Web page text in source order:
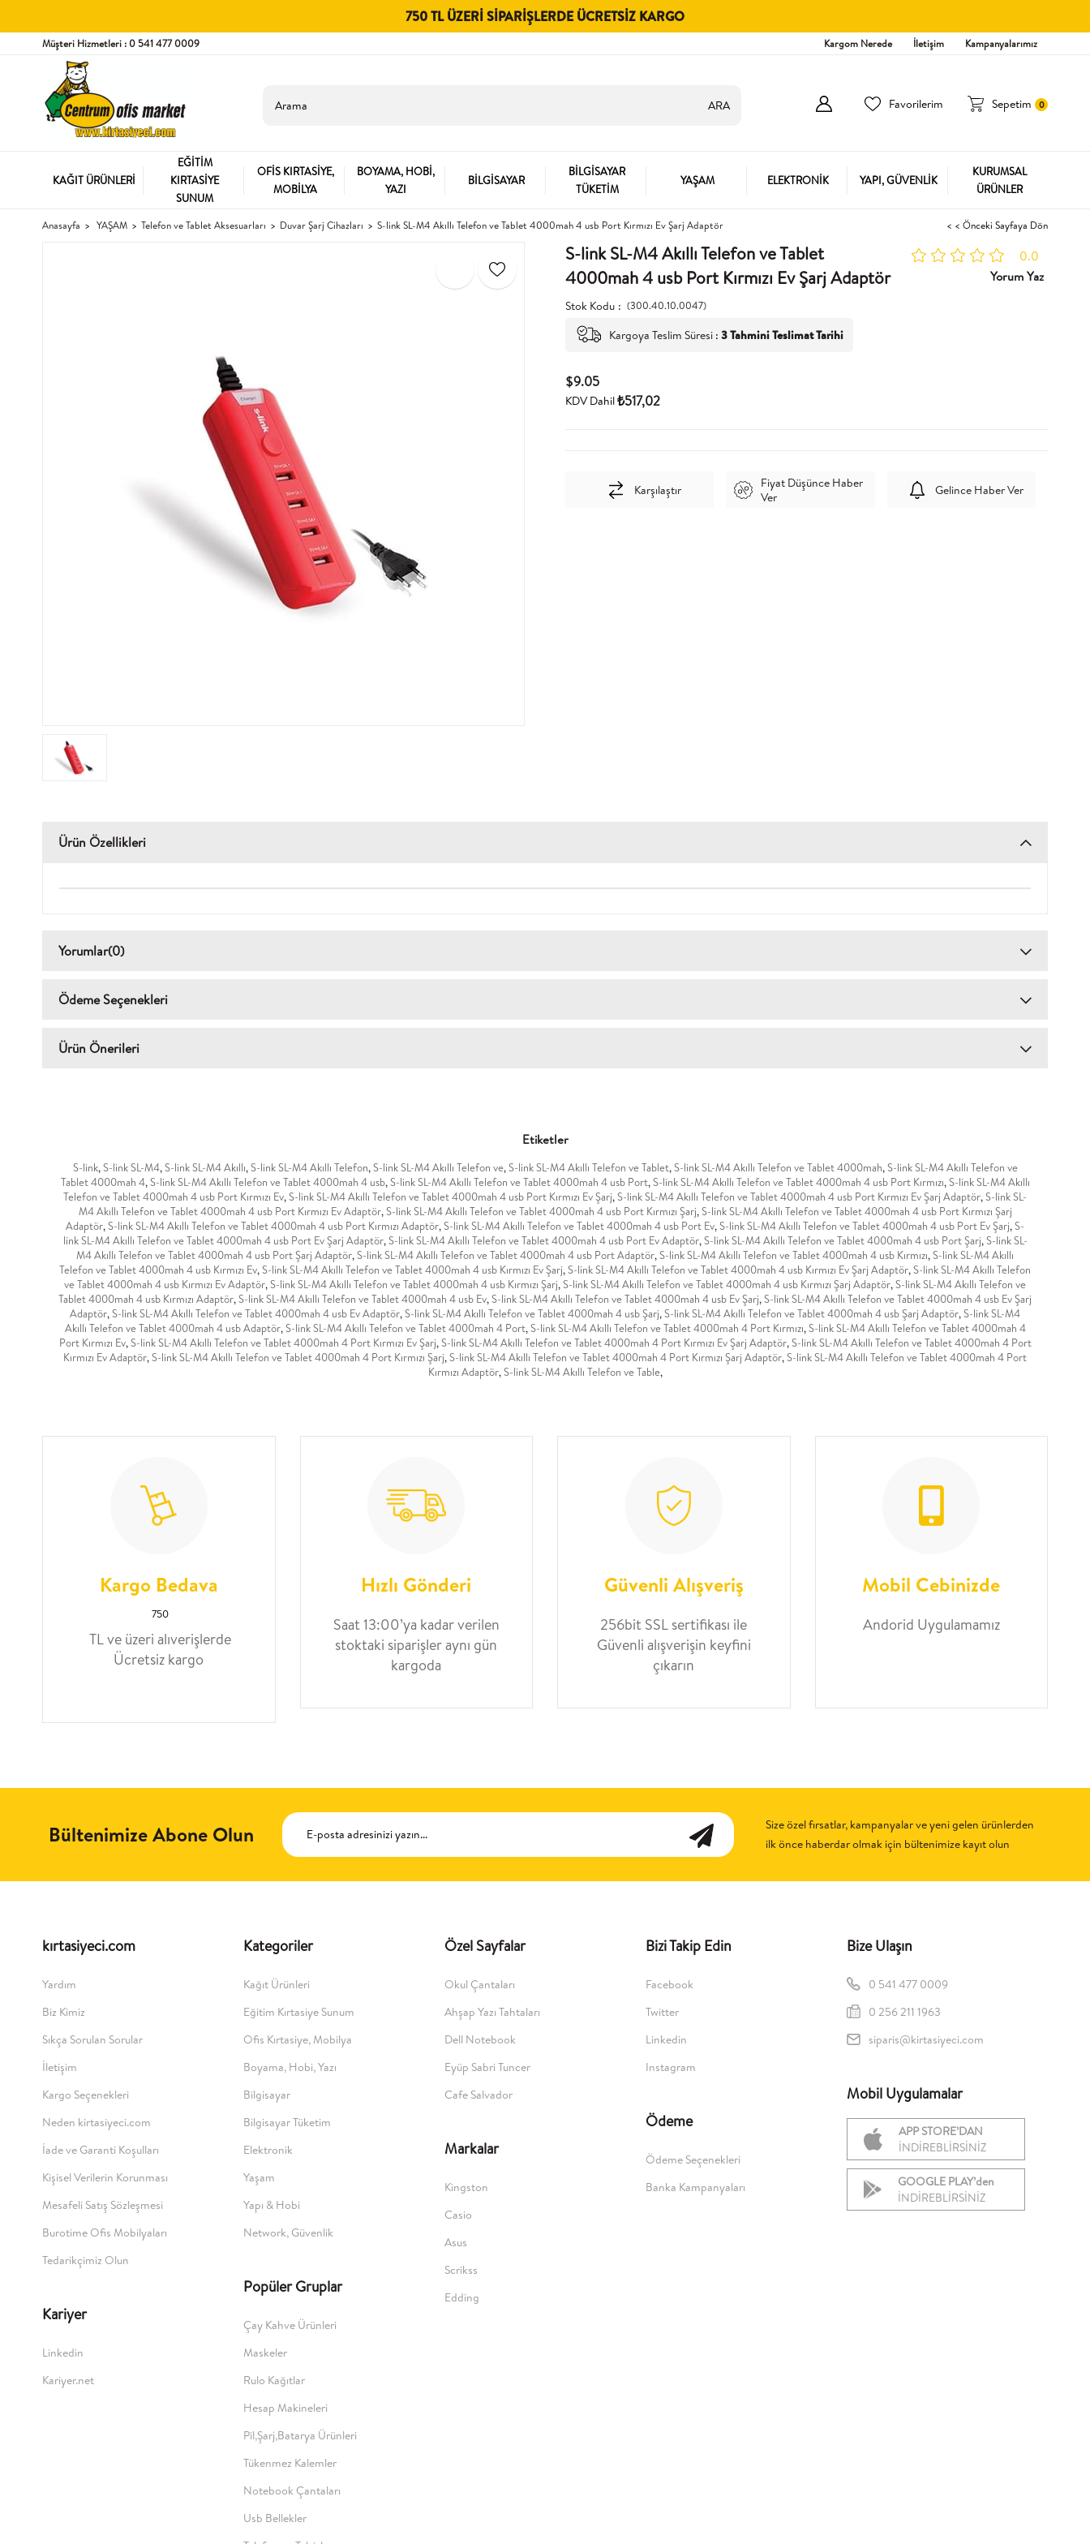
750 TL ÜZERI SIPARIŞLERDE ÜCRETSIZ KARGO
Müşteri Hizmetleri : 0 541 477 0009 Kargom Nerede İletişim Kampanyalarımız
Sepetim 0
Favorilerim
KAĞIT ÜRÜNLERİ
EĞİTİM
KIRTASİYE
SUNUM
OFİS KIRTASİYE,
MOBİLYA
BOYAMA, HOBİ,
YAZI
BİLGİSAYAR
BİLGİSAYAR
TÜKETİM
YAŞAM ELEKTRONİK YAPI, GÜVENLİK
KURUMSAL
ÜRÜNLER
Anasayfa YAŞAM Telefon ve Tablet Aksesuarları Duvar Şarj Cihazları S-link SL-M4 Akıllı Telefon ve Tablet 4000mah 4 usb Port Kırmızı Ev Şarj Adaptör < < Önceki Sayfaya Dön
S-link SL-M4 Akıllı Telefon ve Tablet
4000mah 4 usb Port Kırmızı Ev Şarj Adaptör
0.0
Yorum Yaz
Stok Kodu (300.40.10.0047)
Kargoya Teslim Süresi : 3 Tahmini Teslimat Tarihi
$9.05
KDV Dahil₺517,02
Karşılaştır
Fiyat Düşünce Haber
Ver
Gelince Haber Ver
Ürün Özellikleri
Yorumlar(0)
Ödeme Seçenekleri
Ürün Önerileri
Etiketler
S-link,S-link SL-M4,S-link SL-M4 Akıllı,S-link SL-M4 Akıllı Telefon,S-link SL-M4 Akıllı Telefon ve,S-link SL-M4 Akıllı Telefon ve Tablet,S-link SL-M4 Akıllı Telefon ve Tablet 4000mah,S-link SL-M4 Akıllı Telefon ve
Tablet 4000mah 4,S-link SL-M4 Akıllı Telefon ve Tablet 4000mah 4 usb,S-link SL-M4 Akıllı Telefon ve Tablet 4000mah 4 usb Port,S-link SL-M4 Akıllı Telefon ve Tablet 4000mah 4 usb Port Kırmızı,S-link SL-M4 Akıllı
Telefon ve Tablet 4000mah 4 usb Port Kırmızı Ev,S-link SL-M4 Akıllı Telefon ve Tablet 4000mah 4 usb Port Kırmızı Ev Şarj,S-link SL-M4 Akıllı Telefon ve Tablet 4000mah 4 usb Port Kırmızı Ev Şarj Adaptör,S-link SL-
M4 Akıllı Telefon ve Tablet 4000mah 4 usb Port Kırmızı Ev Adaptör,S-link SL-M4 Akıllı Telefon ve Tablet 4000mah 4 usb Port Kırmızı Şarj,S-link SL-M4 Akıllı Telefon ve Tablet 4000mah 4 usb Port Kırmızı Şarj
Adaptör,S-link SL-M4 Akıllı Telefon ve Tablet 4000mah 4 usb Port Kırmızı Adaptör,S-link SL-M4 Akıllı Telefon ve Tablet 4000mah 4 usb Port Ev,S-link SL-M4 Akıllı Telefon ve Tablet 4000mah 4 usb Port Ev Şarj,S-
link SL-M4 Akıllı Telefon ve Tablet 4000mah 4 usb Port Ev Şarj Adaptör,S-link SL-M4 Akıllı Telefon ve Tablet 4000mah 4 usb Port Ev Adaptör,S-link SL-M4 Akıllı Telefon ve Tablet 4000mah 4 usb Port Şarj,S-link SL-
M4 Akıllı Telefon ve Tablet 4000mah 4 usb Port Şarj Adaptör,S-link SL-M4 Akıllı Telefon ve Tablet 4000mah 4 usb Port Adaptör,S-link SL-M4 Akıllı Telefon ve Tablet 4000mah 4 usb Kırmızı,S-link SL-M4 Akıllı
Telefon ve Tablet 4000mah 4 usb Kırmızı Ev,S-link SL-M4 Akıllı Telefon ve Tablet 4000mah 4 usb Kırmızı Ev Şarj,S-link SL-M4 Akıllı Telefon ve Tablet 4000mah 4 usb Kırmızı Ev Şarj Adaptör,S-link SL-M4 Akıllı Telefon
ve Tablet 4000mah 4 usb Kırmızı Ev Adaptör,S-link SL-M4 Akıllı Telefon ve Tablet 4000mah 4 usb Kırmızı Şarj,S-link SL-M4 Akıllı Telefon ve Tablet 4000mah 4 usb Kırmızı Şarj Adaptör,S-link SL-M4 Akıllı Telefon ve
Tablet 4000mah 4 usb Kırmızı Adaptör,S-link SL-M4 Akıllı Telefon ve Tablet 4000mah 4 usb Ev,S-link SL-M4 Akıllı Telefon ve Tablet 4000mah 4 usb Ev Şarj,S-link SL-M4 Akıllı Telefon ve Tablet 4000mah 4 usb Ev Şarj
Adaptör,S-link SL-M4 Akıllı Telefon ve Tablet 4000mah 4 usb Ev Adaptör,S-link SL-M4 Akıllı Telefon ve Tablet 4000mah 4 usb Şarj,S-link SL-M4 Akıllı Telefon ve Tablet 4000mah 4 usb Şarj Adaptör,S-link SL-M4
Akıllı Telefon ve Tablet 4000mah 4 usb Adaptör,S-link SL-M4 Akıllı Telefon ve Tablet 4000mah 4 Port,S-link SL-M4 Akıllı Telefon ve Tablet 4000mah 4 Port Kırmızı,S-link SL-M4 Akıllı Telefon ve Tablet 4000mah 4
Port Kırmızı Ev,S-link SL-M4 Akıllı Telefon ve Tablet 4000mah 4 Port Kırmızı Ev Şarj,S-link SL-M4 Akıllı Telefon ve Tablet 4000mah 4 Port Kırmızı Ev Şarj Adaptör,S-link SL-M4 Akıllı Telefon ve Tablet 4000mah 4 Port
Kırmızı Ev Adaptör,S-link SL-M4 Akıllı Telefon ve Tablet 4000mah 4 Port Kırmızı Şarj,S-link SL-M4 Akıllı Telefon ve Tablet 4000mah 4 Port Kırmızı Şarj Adaptör,S-link SL-M4 Akıllı Telefon ve Tablet 4000mah 4 Port
Kırmızı Adaptör,S-link SL-M4 Akıllı Telefon ve Table,
Kargo Bedava
750
TL ve üzeri alıverişlerde
Ücretsiz kargo
Hızlı Gönderi
Saat 13:00’ya kadar verilen
stoktaki siparişler aynı gün
kargoda
Güvenli Alışveriş
256bit SSL sertifikası ile
Güvenli alışverişin keyfini
çıkarın
Mobil Cebinizde
Andorid Uygulamamız
Bültenimize Abone Olun
Size özel fırsatlar, kampanyalar ve yeni gelen ürünlerden
ilk önce haberdar olmak için bültenimize kayıt olun
kırtasiyeci.com
Yardım
Biz Kimiz
Sıkça Sorulan Sorular
İletişim
Kargo Seçenekleri
Neden kirtasiyeci.com
İade ve Garanti Koşulları
Kişisel Verilerin Korunması
Mesafeli Satış Sözleşmesi
Burotime Ofis Mobilyaları
Tedarikçimiz Olun
Kariyer
Linkedin
Kariyer.net
Kategoriler
Kağıt Ürünleri
Eğitim Kırtasiye Sunum
Ofis Kırtasiye, Mobilya
Boyama, Hobi, Yazı
Bilgisayar
Bilgisayar Tüketim
Elektronik
Yaşam
Yapı & Hobi
Network, Güvenlik
Popüler Gruplar
Çay Kahve Ürünleri
Maskeler
Rulo Kağıtlar
Hesap Makineleri
Pil,Şarj,Batarya Ürünleri
Tükenmez Kalemler
Notebook Çantaları
Usb Bellekler
Özel Sayfalar
Okul Çantaları
Ahşap Yazı Tahtaları
Dell Notebook
Eyüp Sabri Tuncer
Cafe Salvador
Markalar
Kingston
Casio
Asus
Scrikss
Edding
Bizi Takip Edin
Facebook
Twitter
Linkedin
Instagram
Ödeme
Ödeme Seçenekleri
Banka Kampanyaları
Bize Ulaşın
0 541 477 0009
0 256 211 1963
siparis@kirtasiyeci.com
Mobil Uygulamalar
APP STORE’DAN
İNDİREBLİRSİNİZ
GOOGLE PLAY’den
İNDİREBLİRSİNİZ